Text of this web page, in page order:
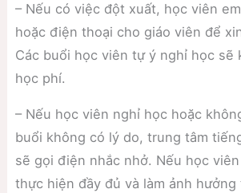
– Nếu có việc đột xuất, học viên
hoặc điện thoại cho giáo viên để
Các buổi học viên tự ý nghỉ học sẽ
học phí.
– Nếu học viên nghỉ học hoặc
buổi không có lý do, trung tâm
sẽ gọi điện nhắc nhở. Nếu học
thực hiện đầy đủ và làm ảnh